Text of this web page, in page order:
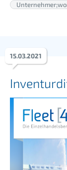
15.03.2021